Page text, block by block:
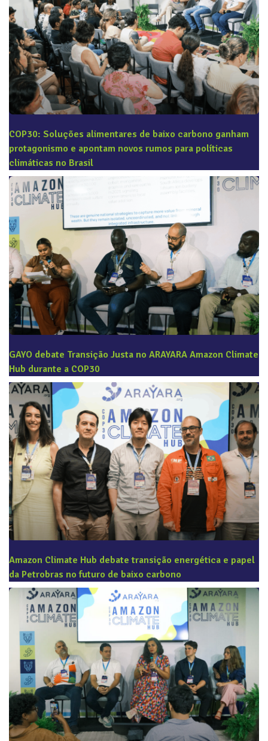
COP30: Soluções alimentares de baixo carbono ganham
protagonismo e apontam novos rumos para políticas
climáticas no Brasil
GAYO debate Transição Justa no ARAYARA Amazon Climate
Hub durante a COP30
Amazon Climate Hub debate transição energética e papel
da Petrobras no futuro de baixo carbono